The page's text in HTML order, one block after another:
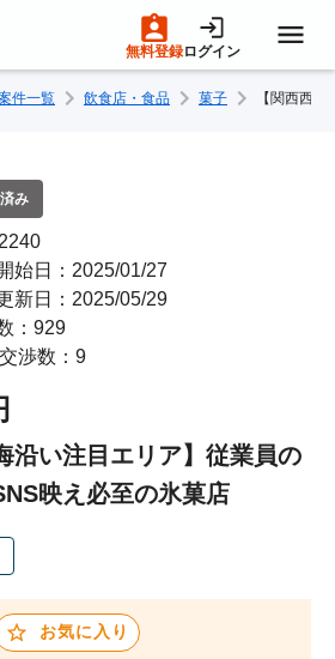
無料登録ログイン
件一覧 飲食店・食品 菓子 【関西西
み
始日：2025/01/27
新日：2025/05/29
：929
渉数：9
沿い注目エリア】従業員の
映え必至の氷菓店
お気に入り